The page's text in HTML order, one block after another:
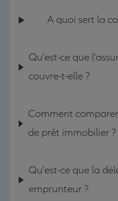
A quoi sert la
Qu'est-ce que
couvre-t-elle ?
Comment
de prêt immobilier ?
Qu'est-ce que la
emprunteur ?